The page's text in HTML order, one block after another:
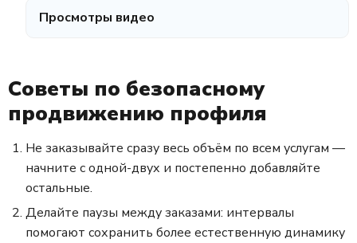
Просмотры видео
Советы по безопасному
продвижению профиля
Не заказывайте сразу весь объём по всем услугам —
начните с одной-двух и постепенно добавляйте
остальные.
Делайте паузы между заказами: интервалы
помогают сохранить более естественную динамику